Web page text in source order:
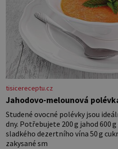
tisicereceptu.cz
Jahodovo-melounová
Studené ovocné polévky jsou
dny. Potřebujete 200 g jahod 600 g žlutého melounu 100 ml
sladkého dezertního vína 50 g
zakysané sm